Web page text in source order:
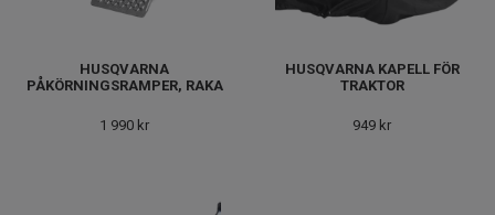
HUSQVARNA
PÅKÖRNINGSRAMPER, RAKA
1 990 kr
HUSQVARNA KAPELL FÖR
TRAKTOR
949 kr